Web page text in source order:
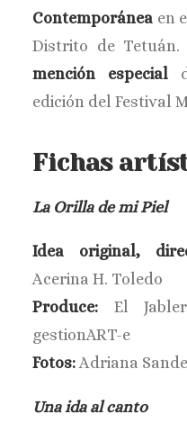
Contemporánea en
Distrito de
mención especial
edición del Festival
Fichas
La Orilla de mi Piel
Idea original,
Acerina H. Toledo
Produce: El
gestionART-e
Fotos:Adriana
Una ida al canto